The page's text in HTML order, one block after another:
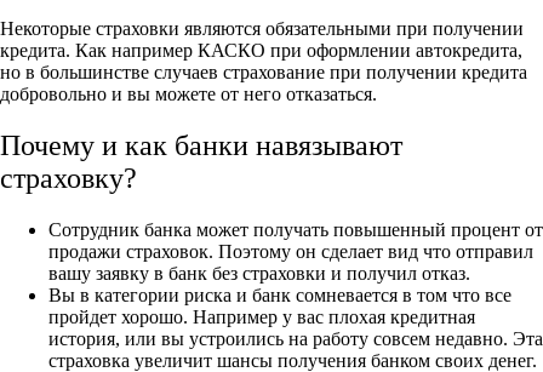
Некоторые страховки являются обязательными при получении
кредита. Как например КАСКО при оформлении автокредита,
но в большинстве случаев страхование при получении кредита
добровольно и вы можете от него отказаться.
Почему и как банки навязывают
страховку?
Сотрудник банка может получать повышенный процент от
продажи страховок. Поэтому он сделает вид что отправил
вашу заявку в банк без страховки и получил отказ.
Вы в категории риска и банк сомневается в том что все
пройдет хорошо. Например у вас плохая кредитная
история, или вы устроились на работу совсем недавно. Эта
страховка увеличит шансы получения банком своих денег.